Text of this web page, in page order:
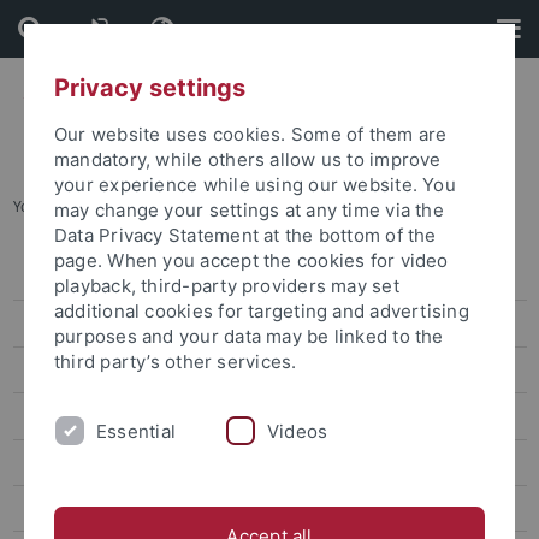
Skip
to
content
Skip
to
footer
You are here: Startseite ... Archiv
Pressemitteilungen
Archiv
attempto online
Newsletter Uni Tübingen aktuell
Publikationen
Privacy settings
Our website uses cookies. Some of them are
mandatory, while others allow us to improve
your experience while using our website. You
may change your settings at any time via the
Data Privacy Statement at the bottom of the
page. When you accept the cookies for video
playback, third-party providers may set
additional cookies for targeting and advertising
purposes and your data may be linked to the
third party’s other services.
Essential Videos